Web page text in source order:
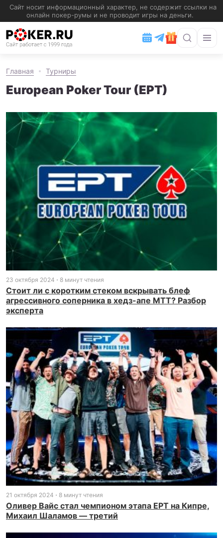
Главная Турниры
European Poker Tour (EPT)
23 октября 2024 8 минут чтения
Стоит ли с коротким стеком вскрывать блеф
агрессивного соперника в хедз-апе МТТ? Разбор
эксперта
21 октября 2024 8 минут чтения
Оливер Вайс стал чемпионом этапа EPT на Кипре,
Михаил Шаламов — третий